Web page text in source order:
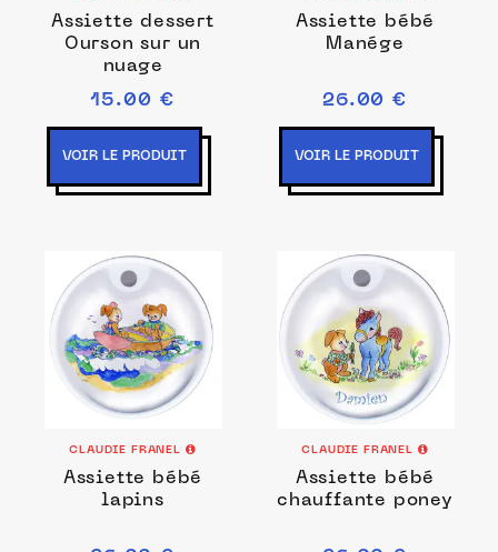
Assiette dessert
Ourson sur un
nuage
15.00 €
VOIR LE PRODUIT
Assiette bébé
Manége
26.00 €
VOIR LE PRODUIT
CLAUDIE FRANEL
Assiette bébé
lapins
CLAUDIE FRANEL
Assiette bébé
chauffante poney